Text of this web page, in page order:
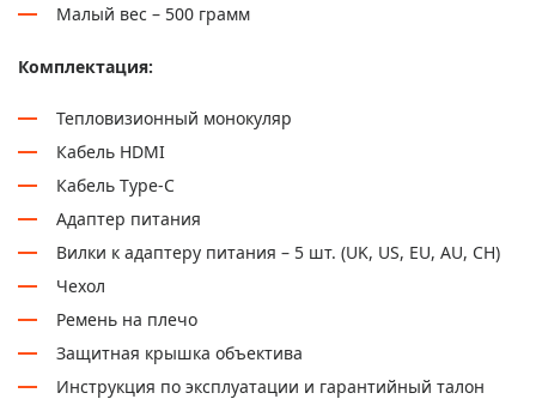
Малый вес – 500 грамм
Комплектация:
Тепловизионный монокуляр
Кабель HDMI
Кабель Type-C
Адаптер питания
Вилки к адаптеру питания – 5 шт. (UK, US, EU, AU, CH)
Чехол
Ремень на плечо
Защитная крышка объектива
Инструкция по эксплуатации и гарантийный талон